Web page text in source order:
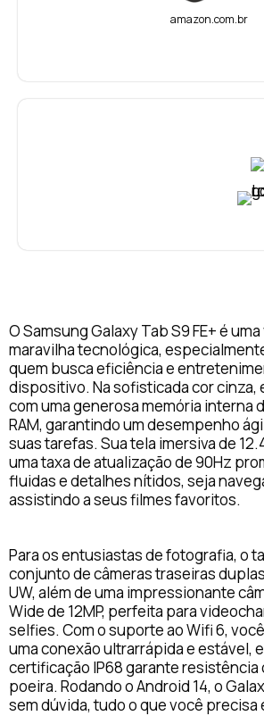
amazon.com.br
O Samsung Galaxy Tab S9 FE+ é
maravilha tecnológica,
quem busca eficiência e
dispositivo. Na sofisticada cor cinza,
com uma generosa memória interna
RAM, garantindo um desempenho
suas tarefas. Sua tela imersiva de
uma taxa de atualização de 90Hz
fluidas e detalhes nítidos, seja
assistindo a seus filmes favoritos.
Para os entusiastas de fotografia, o
conjunto de câmeras traseiras
UW, além de uma impressionante
Wide de 12MP, perfeita para
selfies. Com o suporte ao Wifi 6,
uma conexão ultrarrápida e estável,
certificação IP68 garante resistência
poeira. Rodando o Android 14, o
sem dúvida, tudo o que você precisa